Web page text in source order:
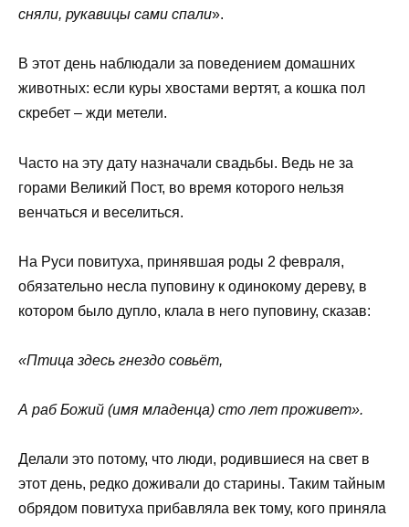
сняли, рукавицы сами спали».
В этот день наблюдали за поведением домашних
животных: если куры хвостами вертят, а кошка пол
скребет – жди метели.
Часто на эту дату назначали свадьбы. Ведь не за
горами Великий Пост, во время которого нельзя
венчаться и веселиться.
На Руси повитуха, принявшая роды 2 февраля,
обязательно несла пуповину к одинокому дереву, в
котором было дупло, клала в него пуповину, сказав:
«Птица здесь гнездо совьёт,
А раб Божий (имя младенца) сто лет проживет».
Делали это потому, что люди, родившиеся на свет в
этот день, редко доживали до старины. Таким тайным
обрядом повитуха прибавляла век тому, кого приняла